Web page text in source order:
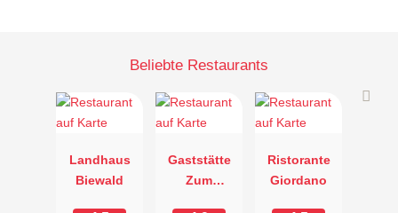
Beliebte Restaurants
Landhaus
Biewald
Gaststätte
Zum
Ristorante
Giordano